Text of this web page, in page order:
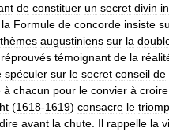
de constituer un secret divin
la Formule de concorde insiste
thèmes augustiniens sur la
réprouvés témoignant de la
spéculer sur le secret conseil de
à chacun pour le convier à croire
(1618-1619) consacre le
dire avant la chute Il rappelle la